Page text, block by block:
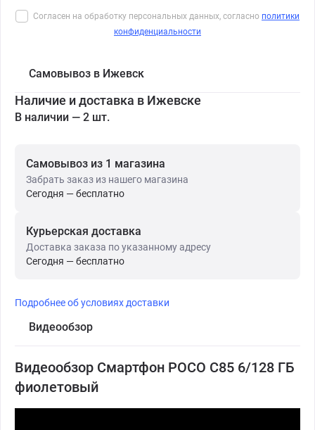
Согласен на обработку персональных данных, согласно политики
конфиденциальности
Самовывоз в Ижевск
Наличие и доставка в Ижевске
В наличии — 2 шт.
Самовывоз из 1 магазина
Забрать заказ из нашего магазина
Сегодня — бесплатно
Курьерская доставка
Доставка заказа по указанному адресу
Сегодня — бесплатно
Подробнее об условиях доставки
Видеообзор
Видеообзор Смартфон POCO C85 6/128 ГБ
фиолетовый